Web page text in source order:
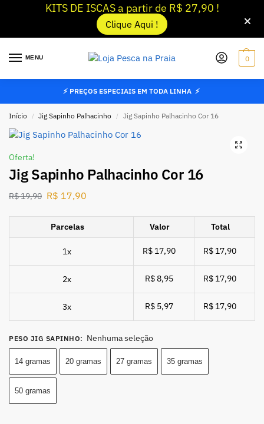
KITS DE ISCAS a partir de R$ 27,90 !
Clique Aqui !
MENU 0
⚡ PREÇOS ESPECIAIS EM TODA LINHA ⚡
Início / Jig Sapinho Palhacinho / Jig Sapinho Palhacinho Cor 16
Oferta!
Jig Sapinho Palhacinho Cor 16
R$19,90 R$ 17,90
Parcelas Valor Total
1x R$ 17,90 R$ 17,90
2x R$ 8,95 R$ 17,90
3x R$ 5,97 R$ 17,90
PESO JIG SAPINHO: Nenhuma seleção
14 gramas 20 gramas 27 gramas 35 gramas
50 gramas